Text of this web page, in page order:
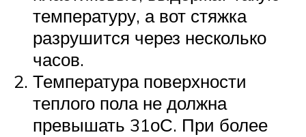
температуру, а вот стяжка
разрушится через несколько
часов.
Температура поверхности
теплого пола не должна
превышать 31оС. При более